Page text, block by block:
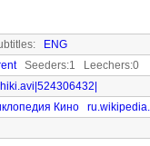
ENG
Seeders:1 Leechers:0
Кино